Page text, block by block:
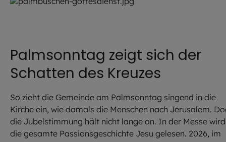
Palmsonntag zeigt sich der
Schatten des Kreuzes
So zieht die Gemeinde am Palmsonntag singend in die
Kirche ein, wie damals die Menschen nach Jerusalem.
die Jubelstimmung hält nicht lange an. In der Messe wird
die gesamte Passionsgeschichte Jesu gelesen. 2026, im